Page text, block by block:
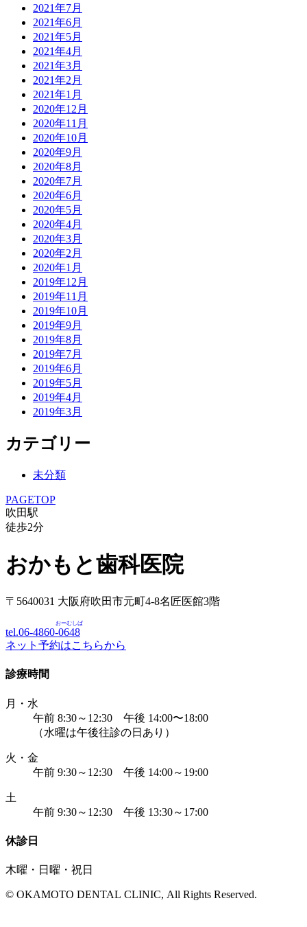
2021年7月
2021年6月
2021年5月
2021年4月
2021年3月
2021年2月
2021年1月
2020年12月
2020年11月
2020年10月
2020年9月
2020年8月
2020年7月
2020年6月
2020年5月
2020年4月
2020年3月
2020年2月
2020年1月
2019年12月
2019年11月
2019年10月
2019年9月
2019年8月
2019年7月
2019年6月
2019年5月
2019年4月
2019年3月
カテゴリー
未分類
PAGETOP
吹田駅
徒歩2分
おかもと歯科医院
〒5640031 大阪府吹田市元町4-8名匠医館3階
tel.06-4860-0648
おーむしば
ネット予約はこちらから
診療時間
月・水
午前 8:30～12:30 午後 14:00〜18:00
（水曜は午後往診の日あり）
火・金
午前 9:30～12:30 午後 14:00～19:00
土
午前 9:30～12:30 午後 13:30～17:00
休診日
木曜・日曜・祝日
© OKAMOTO DENTAL CLINIC, All Rights Reserved.